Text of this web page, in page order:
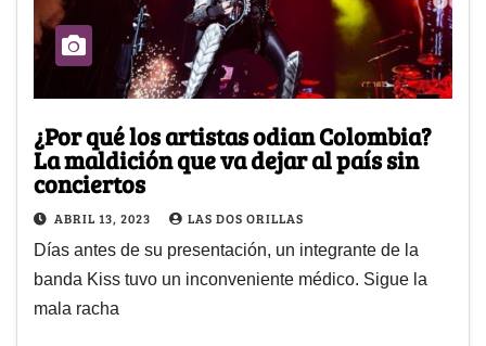
¿Por qué los artistas odian Colombia?
La maldición que va dejar al país sin
conciertos
ABRIL 13, 2023 LAS DOS ORILLAS
Días antes de su presentación, un integrante de la
banda Kiss tuvo un inconveniente médico. Sigue la
mala racha